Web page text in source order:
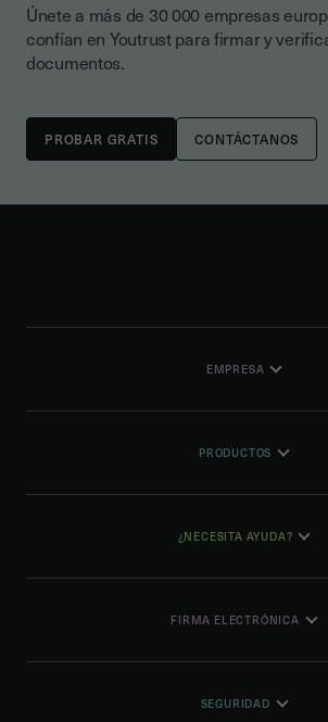
Únete a más de 30 000 empresas
confían en Youtrust para firmar y
documentos.
CONTÁCTANOS
EMPRESA
PRODUCTOS
¿NECESITA AYUDA?
FIRMA ELECTRÓNICA
SEGURIDAD